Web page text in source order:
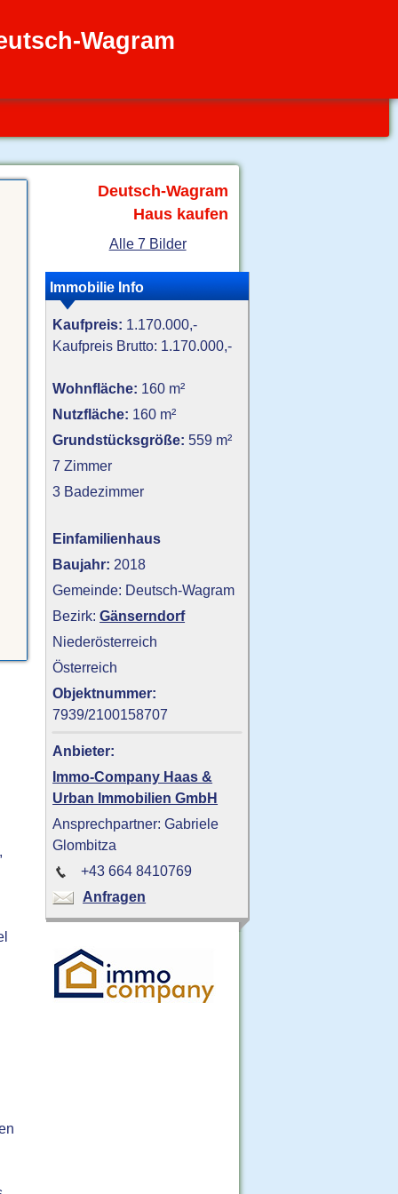
Wagram
Deutsch-Wagram
Haus kaufen
Alle 7 Bilder
Immobilie Info
Kaufpreis: 1.170.000,-
Kaufpreis Brutto: 1.170.000,-
Wohnfläche: 160 m²
Nutzfläche: 160 m²
Grundstücksgröße: 559 m²
7 Zimmer
3 Badezimmer
Einfamilienhaus
Baujahr: 2018
Gemeinde: Deutsch-Wagram
Bezirk:Gänserndorf
Niederösterreich
Österreich
Objektnummer:
7939/2100158707
Anbieter:
Immo-Company Haas &
Urban Immobilien GmbH
Ansprechpartner: Gabriele
Glombitza
+43 664 8410769
Anfragen